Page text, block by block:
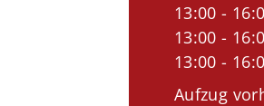
13:00 -
13:00 -
13:00 -
Aufzug